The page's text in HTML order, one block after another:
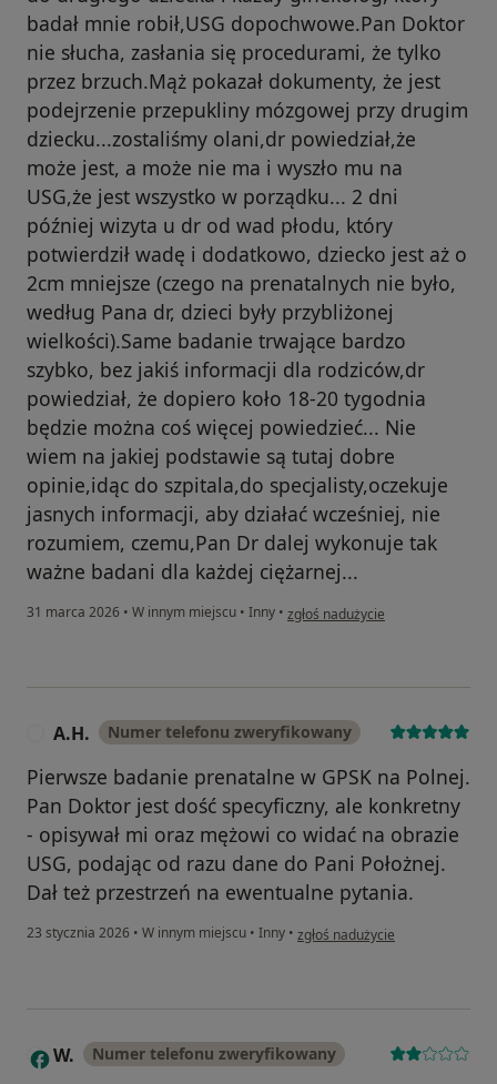
badał mnie robił,USG dopochwowe.Pan Doktor
nie słucha, zasłania się procedurami, że tylko
przez brzuch.Mąż pokazał dokumenty, że jest
podejrzenie przepukliny mózgowej przy drugim
dziecku...zostaliśmy olani,dr powiedział,że
może jest, a może nie ma i wyszło mu na
USG,że jest wszystko w porządku... 2 dni
później wizyta u dr od wad płodu, który
potwierdził wadę i dodatkowo, dziecko jest aż o
2cm mniejsze (czego na prenatalnych nie było,
według Pana dr, dzieci były przybliżonej
wielkości).Same badanie trwające bardzo
szybko, bez jakiś informacji dla rodziców,dr
powiedział, że dopiero koło 18-20 tygodnia
będzie można coś więcej powiedzieć... Nie
wiem na jakiej podstawie są tutaj dobre
opinie,idąc do szpitala,do specjalisty,oczekuje
jasnych informacji, aby działać wcześniej, nie
rozumiem, czemu,Pan Dr dalej wykonuje tak
ważne badani dla każdej ciężarnej...
31 marca 2026 • W innym miejscu • Inny • w opinii użytkownika Monika
zgłoś nadużycie
A.H. Numer telefonu zweryfikowany
Pierwsze badanie prenatalne w GPSK na Polnej.
Pan Doktor jest dość specyficzny, ale konkretny
- opisywał mi oraz mężowi co widać na obrazie
USG, podając od razu dane do Pani Położnej.
Dał też przestrzeń na ewentualne pytania.
23 stycznia 2026 • W innym miejscu • Inny • w opinii użytkownika A.H.
zgłoś nadużycie
W W. Numer telefonu zweryfikowany